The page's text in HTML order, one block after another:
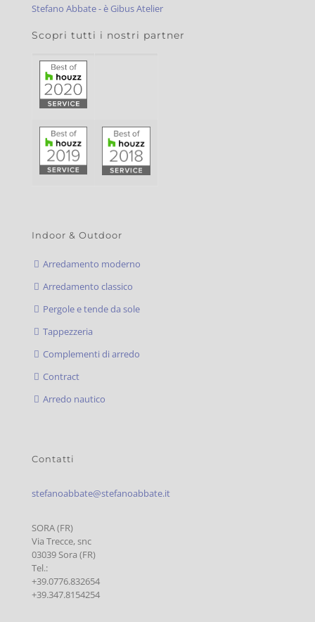
Stefano Abbate - è Gibus Atelier
Scopri tutti i nostri partner
Indoor & Outdoor
Arredamento moderno
Arredamento classico
Pergole e tende da sole
Tappezzeria
Complementi di arredo
Contract
Arredo nautico
Contatti
stefanoabbate@stefanoabbate.it
SORA (FR)
Via Trecce, snc
03039 Sora (FR)
Tel.:
+39.0776.832654
+39.347.8154254